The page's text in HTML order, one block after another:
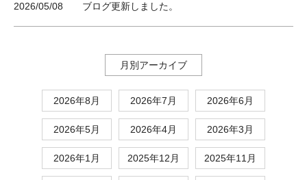
2026/05/08 ブログ更新しました。
月別アーカイブ
2026年8月 2026年7月 2026年6月
2026年5月 2026年4月 2026年3月
2026年1月 2025年12月 2025年11月